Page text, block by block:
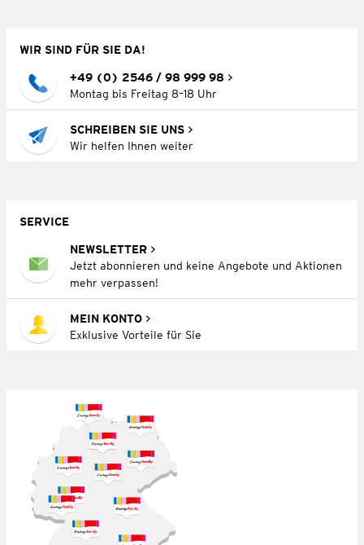
WIR SIND FÜR SIE DA!
+49 (0) 2546 / 98 999 98
Montag bis Freitag 8–18 Uhr
SCHREIBEN SIE UNS
Wir helfen Ihnen weiter
SERVICE
NEWSLETTER
Jetzt abonnieren und keine Angebote und Aktionen
mehr verpassen!
MEIN KONTO
Exklusive Vorteile für Sie